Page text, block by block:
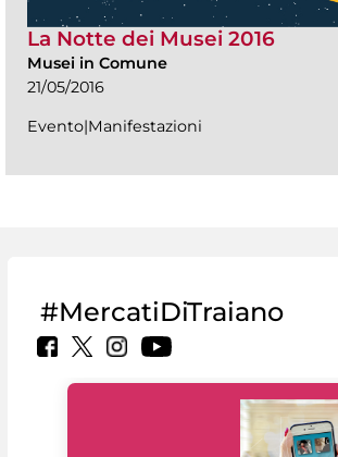
La Notte dei Musei 2016
Musei in Comune
21/05/2016
Evento|Manifestazioni
#MercatiDiTraiano